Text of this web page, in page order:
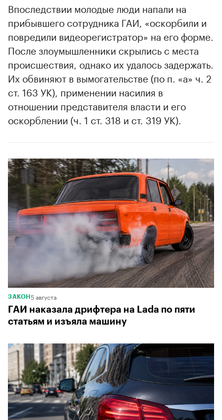
Впоследствии молодые люди напали на
прибывшего сотрудника ГАИ, «оскорбили и
повредили видеорегистратор» на его форме.
После злоумышленники скрылись с места
происшествия, однако их удалось задержать.
Их обвиняют в вымогательстве (по п. «а» ч. 2
ст. 163 УК), применении насилия в
отношении представителя власти и его
оскорблении (ч. 1 ст. 318 и ст. 319 УК).
ЗАКОН 5 августа
ГАИ наказала дрифтера на Lada по пяти
статьям и изъяла машину